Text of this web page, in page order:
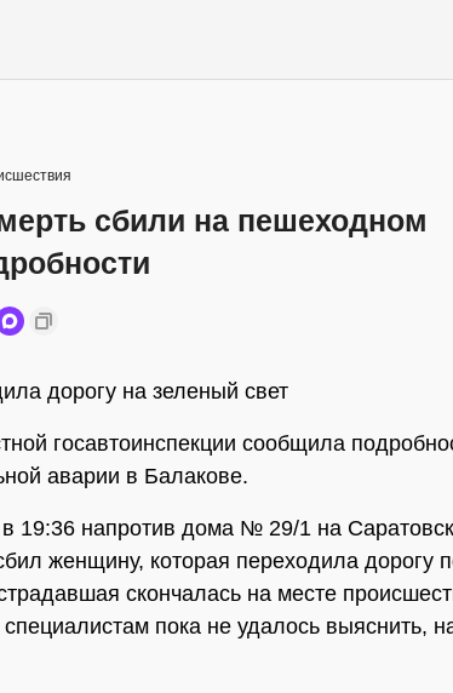
сбили на пешеходном
дорогу на зеленый свет
госавтоинспекции сообщила
аварии в Балакове.
19:36 напротив дома № 29/1 на
женщину, которая переходила дорогу
скончалась на месте
пока не удалось выяснить,